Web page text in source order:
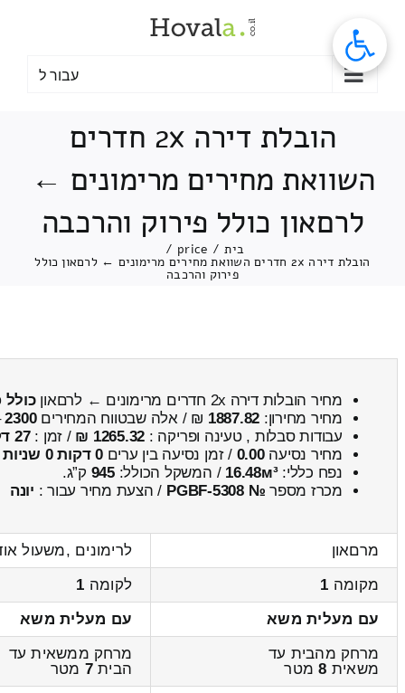
עבור ל
הובלת דירה 2x חדרים
השוואת מחירים מרימונים ←
לרםאון כולל פירוק והרכבה
בית /
price
/
הובלת דירה 2x חדרים השוואת מחירים מרימונים ← לרםאון כולל
פירוק והרכבה
מחיר הובלות דירה 2x חדרים מרימונים ← לרםאון
כולל
מחיר מחירון: 1887.82 ₪ / אלה שבטווח המחירים2300
עבודות סבלות , טעינה ופריקה : 1265.32 ₪ / זמן :27 דקות 25 שניות
מחיר נסיעה0.00 / זמן נסיעה בין ערים0 דקות 0 שניות
נפח כללי:16.48м³ / המשקל הכולל:945 ק”ג.
מכרז מספר № PGBF-5308 / הצעת מחיר עבור : יונה
מרםאון
לרימונים ,משעול
מקומה 1 לקומה 1
עם מעלית משא
עם מעלית משא
מרחק מהבית עד
משאית 8מטר
מרחק ממשאית עד
הבית7 מטר